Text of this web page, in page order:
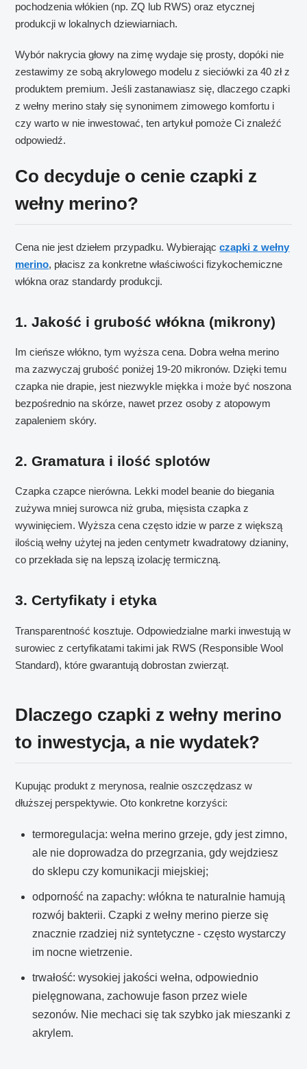
pochodzenia włókien (np. ZQ lub RWS) oraz etycznej
produkcji w lokalnych dziewiarniach.
Wybór nakrycia głowy na zimę wydaje się prosty, dopóki nie
zestawimy ze sobą akrylowego modelu z sieciówki za 40 zł z
produktem premium. Jeśli zastanawiasz się, dlaczego czapki
z wełny merino stały się synonimem zimowego komfortu i
czy warto w nie inwestować, ten artykuł pomoże Ci znaleźć
odpowiedź.
Co decyduje o cenie czapki z
wełny merino?
Cena nie jest dziełem przypadku. Wybierającczapki z wełny
merino, płacisz za konkretne właściwości fizykochemiczne
włókna oraz standardy produkcji.
1. Jakość i grubość włókna (mikrony)
Im cieńsze włókno, tym wyższa cena. Dobra wełna merino
ma zazwyczaj grubość poniżej 19-20 mikronów. Dzięki temu
czapka nie drapie, jest niezwykle miękka i może być noszona
bezpośrednio na skórze, nawet przez osoby z atopowym
zapaleniem skóry.
2. Gramatura i ilość splotów
Czapka czapce nierówna. Lekki model beanie do biegania
zużywa mniej surowca niż gruba, mięsista czapka z
wywinięciem. Wyższa cena często idzie w parze z większą
ilością wełny użytej na jeden centymetr kwadratowy dzianiny,
co przekłada się na lepszą izolację termiczną.
3. Certyfikaty i etyka
Transparentność kosztuje. Odpowiedzialne marki inwestują w
surowiec z certyfikatami takimi jak RWS (Responsible Wool
Standard), które gwarantują dobrostan zwierząt.
Dlaczego czapki z wełny merino
to inwestycja, a nie wydatek?
Kupując produkt z merynosa, realnie oszczędzasz w
dłuższej perspektywie. Oto konkretne korzyści:
termoregulacja: wełna merino grzeje, gdy jest zimno,
ale nie doprowadza do przegrzania, gdy wejdziesz
do sklepu czy komunikacji miejskiej;
odporność na zapachy: włókna te naturalnie hamują
rozwój bakterii. Czapki z wełny merino pierze się
znacznie rzadziej niż syntetyczne - często wystarczy
im nocne wietrzenie.
trwałość: wysokiej jakości wełna, odpowiednio
pielęgnowana, zachowuje fason przez wiele
sezonów. Nie mechaci się tak szybko jak mieszanki z
akrylem.